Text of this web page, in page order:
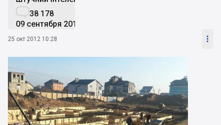
38 178
09 сентября 2019
25 окт 2012 10:28 